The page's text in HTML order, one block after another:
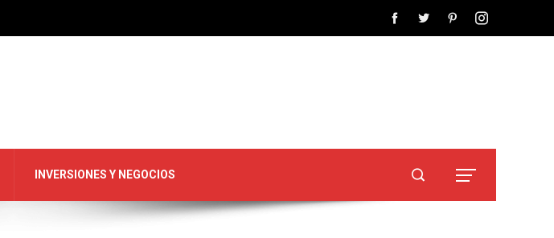
INVERSIONES Y NEGOCIOS